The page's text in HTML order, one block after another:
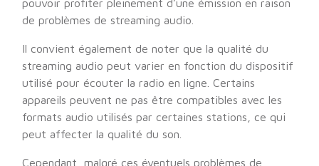
pouvoir profiter pleinement d’une émission en raison
de problèmes de streaming audio.
Il convient également de noter que la qualité du
streaming audio peut varier en fonction du dispositif
utilisé pour écouter la radio en ligne. Certains
appareils peuvent ne pas être compatibles avec les
formats audio utilisés par certaines stations, ce qui
peut affecter la qualité du son.
Cependant, malgré ces éventuels problèmes de